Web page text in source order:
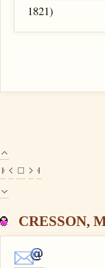
1821)
CRESSON,